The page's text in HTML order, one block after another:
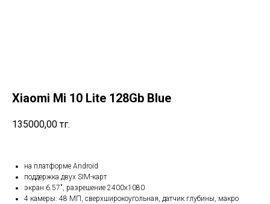
Xiaomi Mi 10 Lite 128Gb Blue
135000,00 тг.
на платформе Android
поддержка двух SIM-карт
экран 6.57", разрешение 2400x1080
4 камеры: 48 МП, сверхширокоугольная, датчик глубины, макро